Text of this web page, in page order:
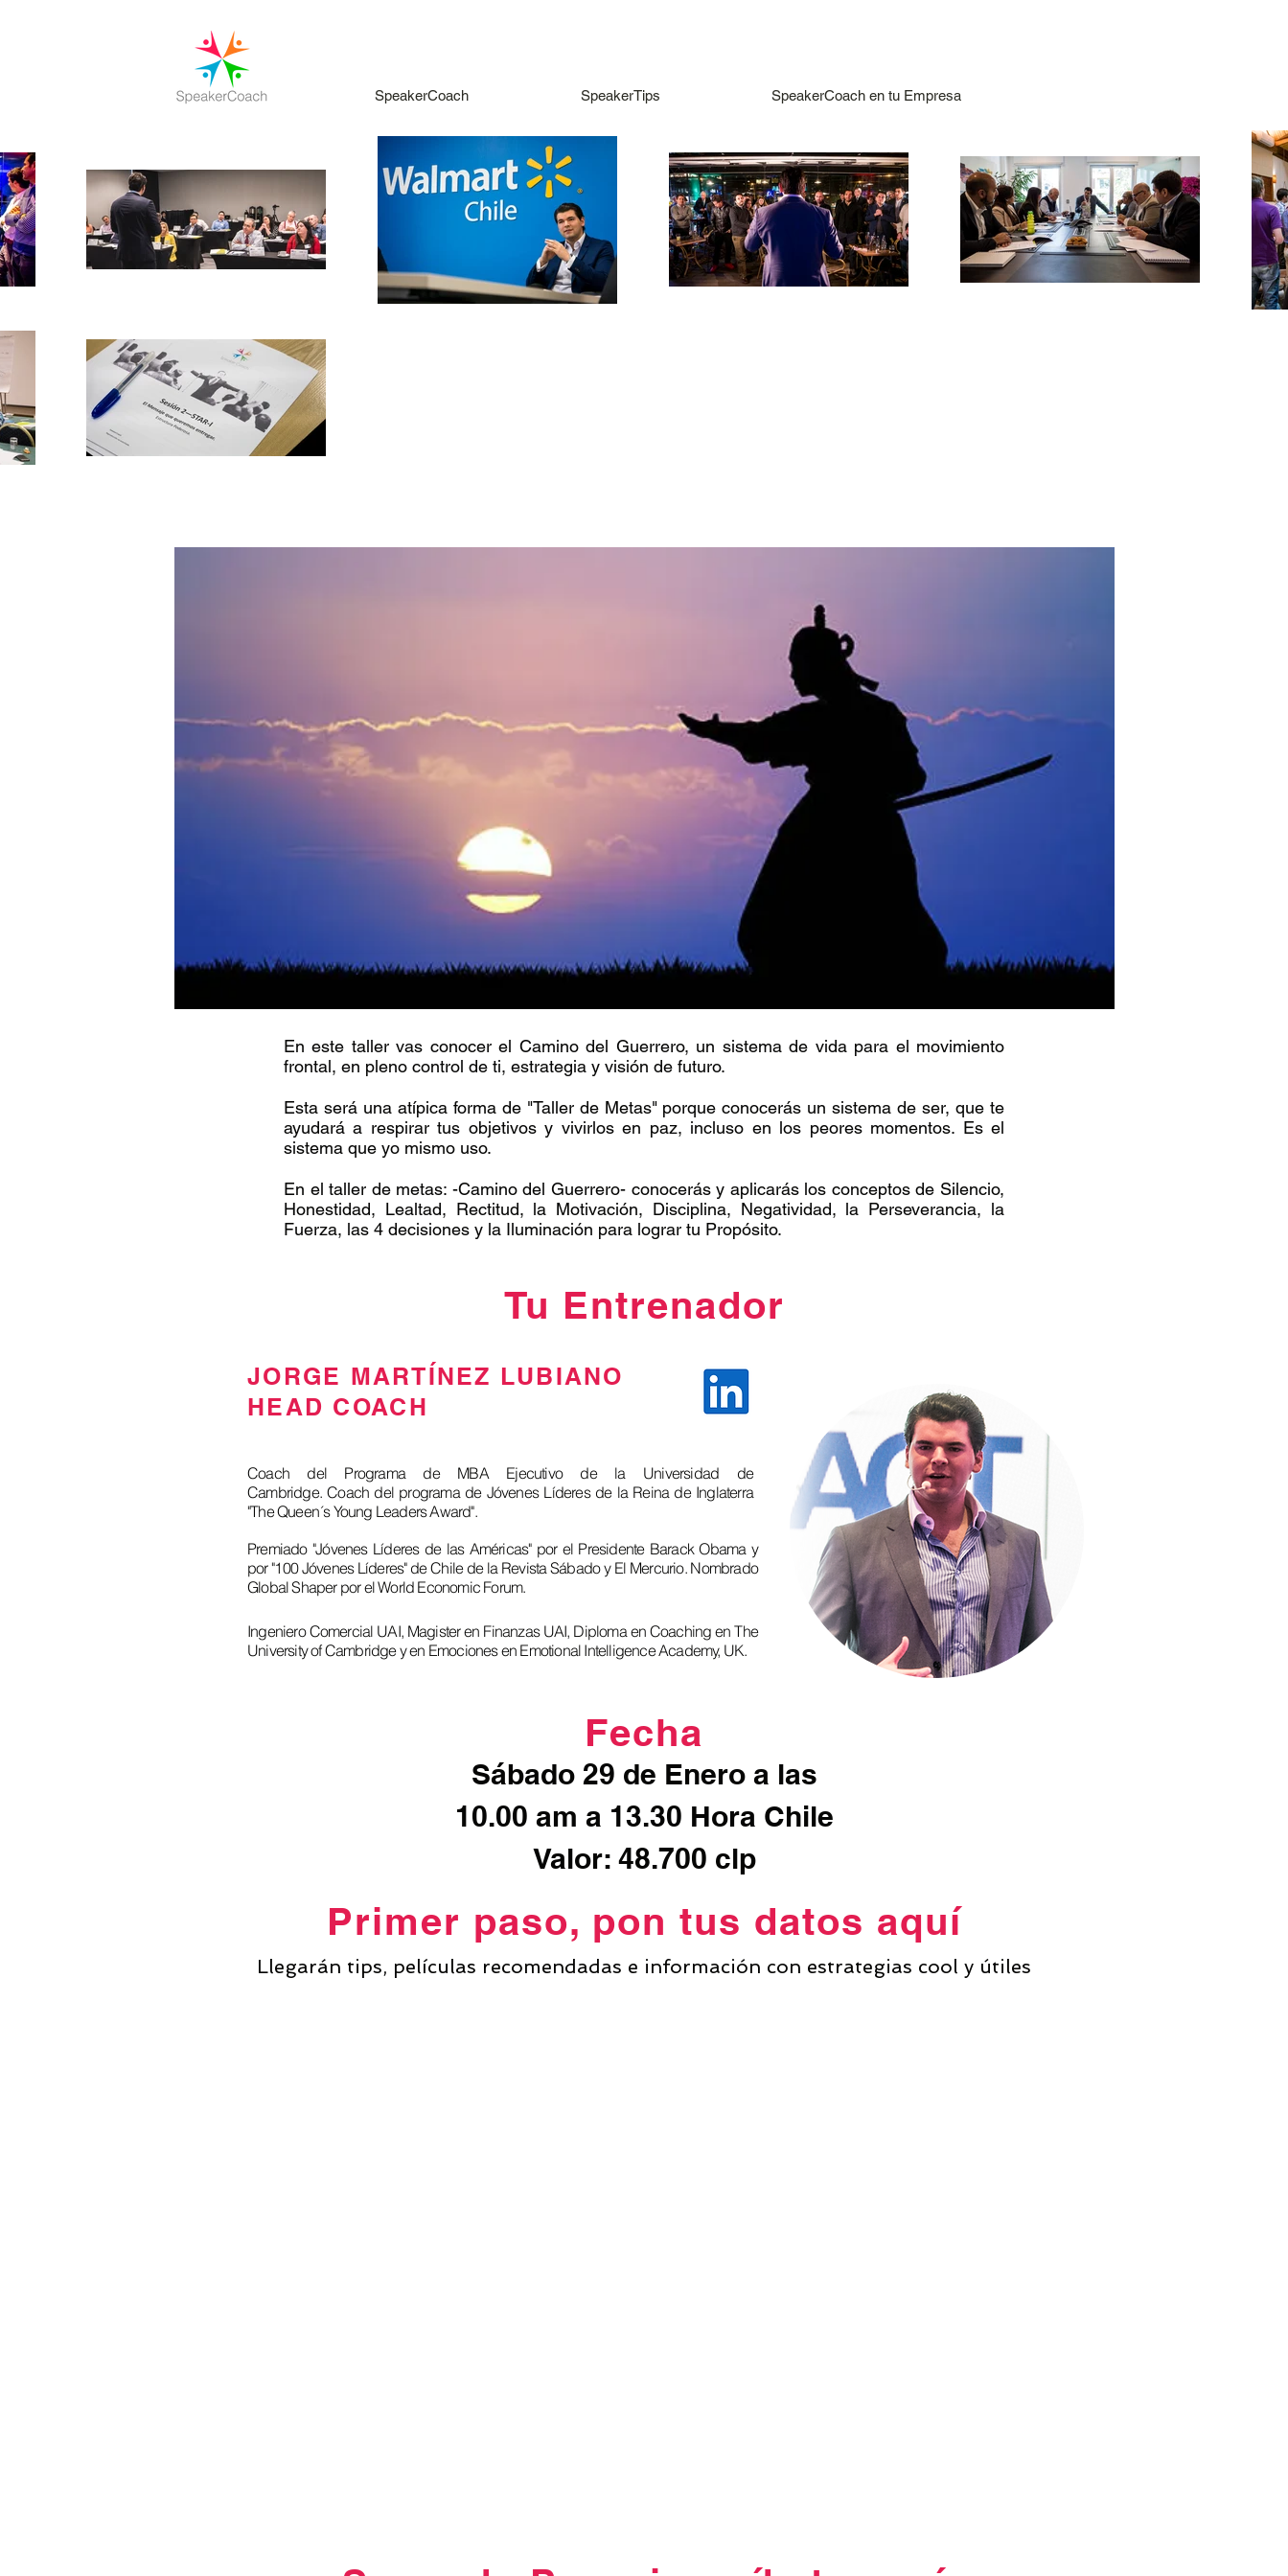
SpeakerCoach SpeakerTips SpeakerCoach en tu Empresa
En este taller vas conocer el Camino del Guerrero, un sistema de vida para el movimiento
frontal, en pleno control de ti, estrategia y visión de futuro.
Esta será una atípica forma de "Taller de Metas" porque conocerás un sistema de ser, que te
ayudará a respirar tus objetivos y vivirlos en paz, incluso en los peores momentos. Es el
sistema que yo mismo uso.
En el taller de metas: -Camino del Guerrero- conocerás y aplicarás los conceptos de Silencio,
Honestidad, Lealtad, Rectitud, la Motivación, Disciplina, Negatividad, la Perseverancia, la
Fuerza, las 4 decisiones y la Iluminación para lograr tu Propósito.
Tu Entrenador
JORGE MARTÍNEZ LUBIANO
HEAD COACH
Coach del Programa de MBA Ejecutivo de la Universidad de
Cambridge. Coach del programa de Jóvenes Líderes de la Reina de Inglaterra
"The Queen´s Young Leaders Award".
Premiado "Jóvenes Líderes de las Américas" por el Presidente Barack Obama y
por "100 Jóvenes Líderes" de Chile de la Revista Sábado y El Mercurio. Nombrado
Global Shaper por el World Economic Forum.
Ingeniero Comercial UAI, Magister en Finanzas UAI, Diploma en Coaching en The
University of Cambridge y en Emociones en Emotional Intelligence Academy, UK.
Fecha
Sábado 29 de Enero a las
10.00 am a 13.30 Hora Chile
Valor: 48.700 clp
Primer paso, pon tus datos aquí
Llegarán tips, películas recomendadas e información con estrategias cool y útiles